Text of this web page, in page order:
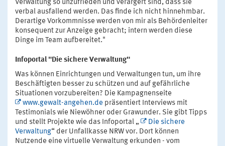
Verwaltung so unzufrieden und verärgert sind, dass sie
verbal ausfallend werden. Das finde ich nicht hinnehmbar.
Derartige Vorkommnisse werden von mir als Behördenleiter
konsequent zur Anzeige gebracht; intern werden diese
Dinge im Team aufbereitet."
Infoportal "Die sichere Verwaltung"
Was können Einrichtungen und Verwaltungen tun, um ihre
Beschäftigten besser zu schützen und auf gefährliche
Situationen vorzubereiten? Die Kampagnenseite
www.gewalt-angehen.de präsentiert Interviews mit
Testimonials wie Niewöhner oder Grawunder. Sie gibt Tipps
und stellt Projekte wie das Infoportal „
Die sichere
Verwaltung“ der Unfallkasse NRW vor. Dort können
Nutzende eine virtuelle Verwaltung erkunden - vom